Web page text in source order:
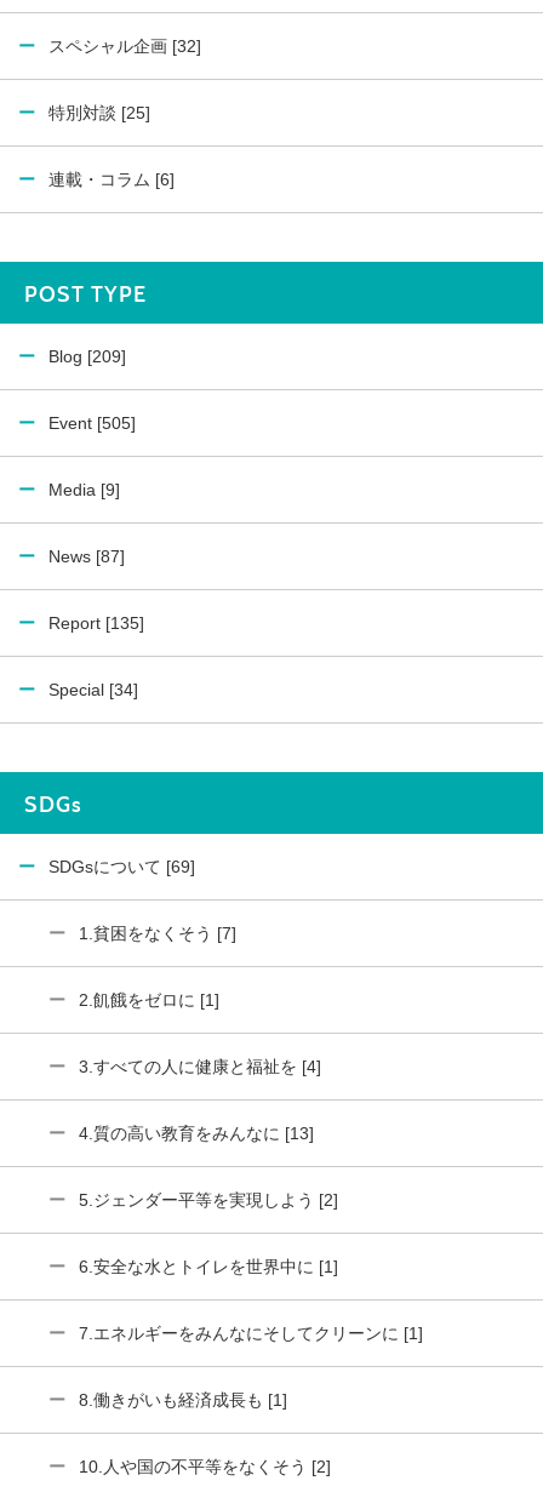
スペシャル企画 [32]
特別対談 [25]
連載・コラム [6]
POST TYPE
Blog [209]
Event [505]
Media [9]
News [87]
Report [135]
Special [34]
SDGs
SDGsについて [69]
1.貧困をなくそう [7]
2.飢餓をゼロに [1]
3.すべての人に健康と福祉を [4]
4.質の高い教育をみんなに [13]
5.ジェンダー平等を実現しよう [2]
6.安全な水とトイレを世界中に [1]
7.エネルギーをみんなにそしてクリーンに [1]
8.働きがいも経済成長も [1]
10.人や国の不平等をなくそう [2]